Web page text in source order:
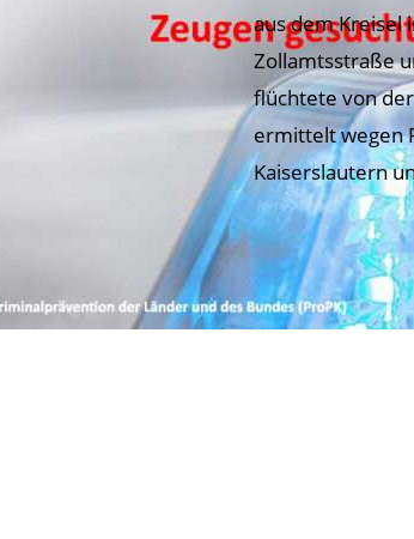
aus dem Kreisel
Zollamtsstraße
flüchtete von
ermittelt wegen
Kaiserslautern